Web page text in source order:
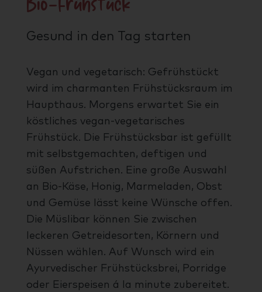
Bio-Frühstück
Gesund in den Tag starten
Vegan und vegetarisch: Gefrühstückt
wird im charmanten Frühstücksraum im
Haupthaus. Morgens erwartet Sie ein
köstliches vegan-vegetarisches
Frühstück. Die Frühstücksbar ist gefüllt
mit selbstgemachten, deftigen und
süßen Aufstrichen. Eine große Auswahl
an Bio-Käse, Honig, Marmeladen, Obst
und Gemüse lässt keine Wünsche offen.
Die Müslibar können Sie zwischen
leckeren Getreidesorten, Körnern und
Nüssen wählen. Auf Wunsch wird ein
Ayurvedischer Frühstücksbrei, Porridge
oder Eierspeisen á la minute zubereitet.